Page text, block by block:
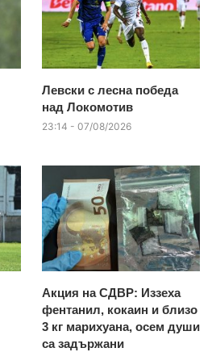
Левски с лесна победа
над Локомотив
23:14 - 07/08/2026
Акция на СДВР: Иззеха
фентанил, кокаин и близо
3 кг марихуана, осем души
са задържани